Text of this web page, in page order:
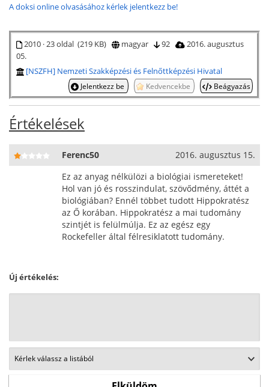
A doksi online olvasásához kérlek jelentkezz be!
2010 · 23 oldal (219 KB) magyar 92
2016. augusztus
05.
[NSZFH] Nemzeti Szakképzési és Felnőttképzési Hivatal
Jelentkezz be Kedvencekbe Beágyazás
Értékelések
Ferenc50
2016. augusztus 15.
Ez az anyag nélkülözi a biológiai ismereteket!
Hol van jó és rosszindulat, szövődmény, áttét a
biológiában? Ennél többet tudott Hippokratész
az Ő korában. Hippokratész a mai tudomány
szintjét is felülmúlja. Ez az egész egy
Rockefeller által félresiklatott tudomány.
Új értékelés: